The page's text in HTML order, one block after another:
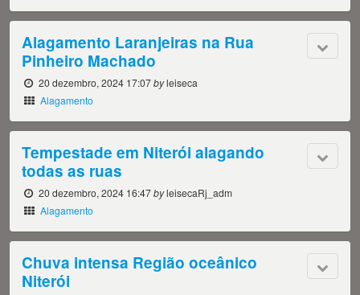
Alagamento Laranjeiras na Rua
Pinheiro Machado
20 dezembro, 2024 17:07byleiseca
Alagamento
Tempestade em Niterói alagando
todas as ruas
20 dezembro, 2024 16:47byleisecaRj_adm
Alagamento
Chuva intensa Região oceânico
Niterói